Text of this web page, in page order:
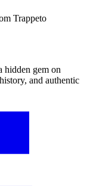
Trappeto
hidden gem on
and authentic